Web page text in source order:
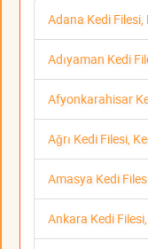
Adana Kedi Filesi,
Adıyaman Kedi
Afyonkarahisar
Ağrı Kedi Filesi,
Amasya Kedi
Ankara Kedi